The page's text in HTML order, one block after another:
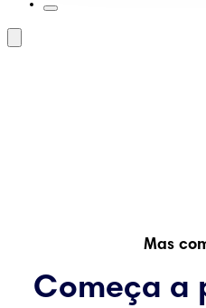
Mas
Começa a